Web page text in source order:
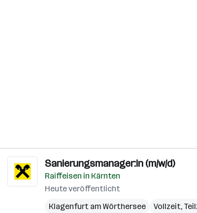
Sanierungsmanager:in (m/w/d)
Raiffeisen in Kärnten
Heute veröffentlicht
Klagenfurt am Wörthersee
Vollzeit,